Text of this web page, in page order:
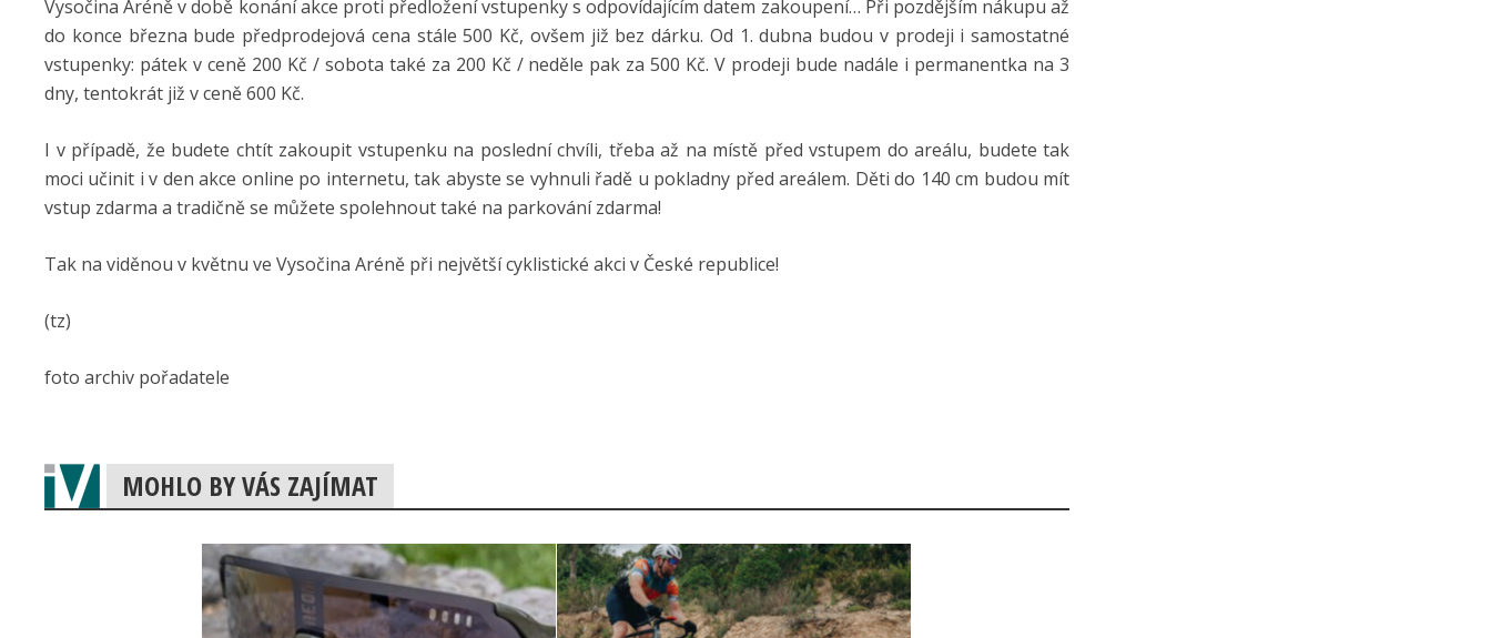
Vysočina Aréně v době konání akce proti předložení vstupenky s odpovídajícím datem zakoupení… Při pozdějším nákupu až
do konce března bude předprodejová cena stále 500 Kč, ovšem již bez dárku. Od 1. dubna budou v prodeji i samostatné
vstupenky: pátek v ceně 200 Kč / sobota také za 200 Kč / neděle pak za 500 Kč. V prodeji bude nadále i permanentka na 3
dny, tentokrát již v ceně 600 Kč.
I v případě, že budete chtít zakoupit vstupenku na poslední chvíli, třeba až na místě před vstupem do areálu, budete tak
moci učinit i v den akce online po internetu, tak abyste se vyhnuli řadě u pokladny před areálem. Děti do 140 cm budou mít
vstup zdarma a tradičně se můžete spolehnout také na parkování zdarma!
Tak na viděnou v květnu ve Vysočina Aréně při největší cyklistické akci v České republice!
(tz)
foto archiv pořadatele
MOHLO BY VÁS ZAJÍMAT